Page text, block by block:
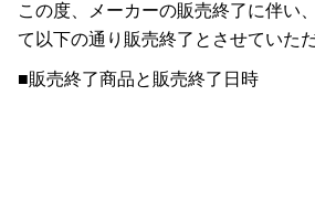
この度、メーカーの販売終了に伴い
て以下の通り販売終了とさせていた
■販売終了商品と販売終了日時